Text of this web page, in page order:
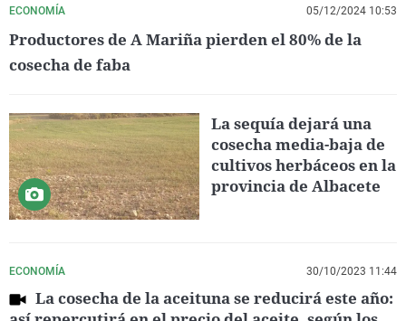
ECONOMÍA 05/12/2024 10:53
Productores de A Mariña pierden el 80% de la
cosecha de faba
La sequía dejará una
cosecha media-baja de
cultivos herbáceos en la
provincia de Albacete
ECONOMÍA 30/10/2023 11:44
La cosecha de la aceituna se reducirá este año: